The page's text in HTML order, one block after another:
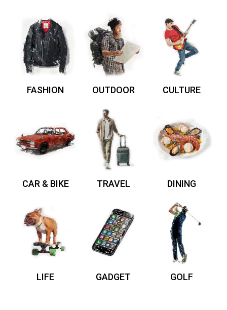
FASHION OUTDOOR CULTURE
CAR & BIKE TRAVEL DINING
LIFE GADGET GOLF